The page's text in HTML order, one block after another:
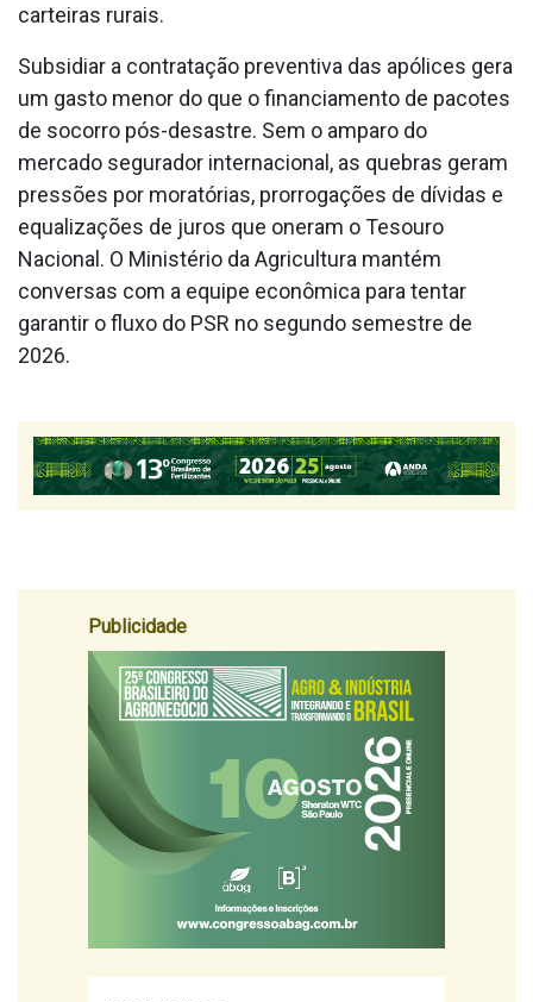
carteiras rurais.
Subsidiar a contratação preventiva das apólices gera
um gasto menor do que o financiamento de pacotes
de socorro pós-desastre. Sem o amparo do
mercado segurador internacional, as quebras geram
pressões por moratórias, prorrogações de dívidas e
equalizações de juros que oneram o Tesouro
Nacional. O Ministério da Agricultura mantém
conversas com a equipe econômica para tentar
garantir o fluxo do PSR no segundo semestre de
2026.
Publicidade